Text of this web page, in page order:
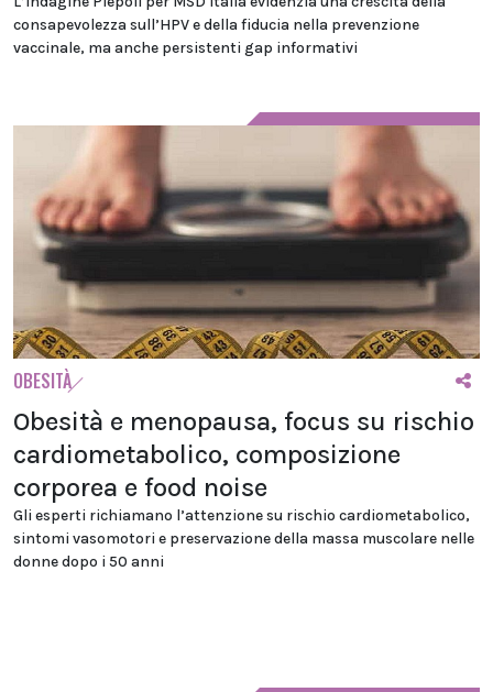
consapevolezza sull’HPV e della fiducia nella prevenzione
vaccinale, ma anche persistenti gap informativi
OBESITÀ
Obesità e menopausa, focus su rischio
cardiometabolico, composizione
corporea e food noise
Gli esperti richiamano l’attenzione su rischio cardiometabolico,
sintomi vasomotori e preservazione della massa muscolare nelle
donne dopo i 50 anni